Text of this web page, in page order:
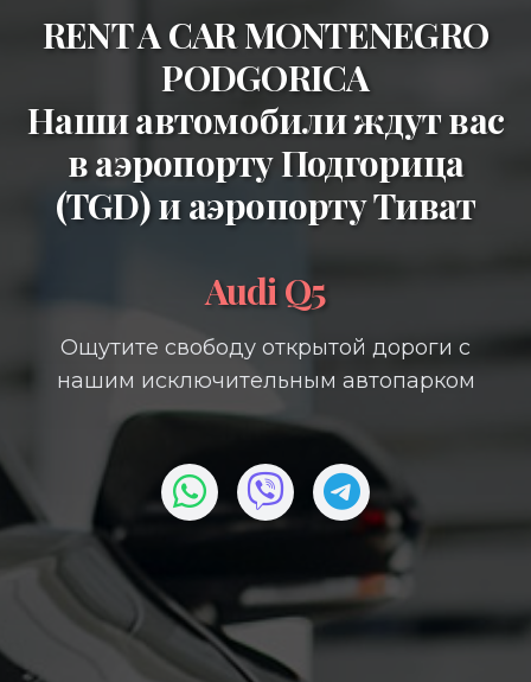
RENT A CAR MONTENEGRO
PODGORICA
Наши автомобили ждут вас
ваэропорту Подгорица
(TGD)иаэропорту Тиват
Audi Q5
Ощутите свободу открытой дороги с
нашим исключительным автопарком